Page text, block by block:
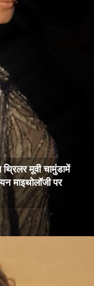
मूवी चामुंडामें
माइथोलॉजी पर